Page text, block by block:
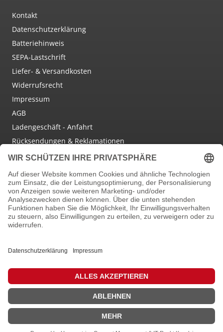
Kontakt
Datenschutzerklärung
Batteriehinweis
SEPA-Lastschrift
Liefer- & Versandkosten
Widerrufsrecht
Impressum
AGB
Ladengeschäft - Anfahrt
Rücksendungen & Reklamationen
Social Media
Facebook
Instagram